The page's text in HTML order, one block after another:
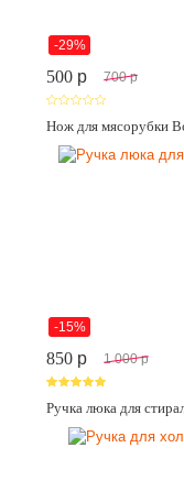
-29%
500 p 700 p
Нож для мясорубки
-15%
850 p 1 000 p
Ручка люка для